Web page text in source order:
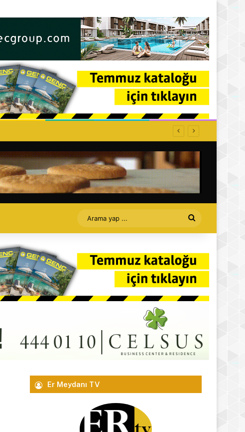
Arama
yap
...
Er Meydanı TV